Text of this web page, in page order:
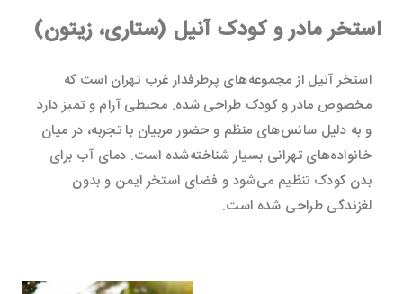
استخر مادر و کودک آنیل (ستاری، زیتون)
استخر آنیل از مجموعه‌های پرطرفدار غرب تهران است که
مخصوص مادر و کودک طراحی شده. محیطی آرام و تمیز دارد
و به دلیل سانس‌های منظم و حضور مربیان با تجربه، در میان
خانواده‌های تهرانی بسیار شناخته‌شده است. دمای آب برای
بدن کودک تنظیم می‌شود و فضای استخر ایمن و بدون
لغزندگی طراحی شده است.